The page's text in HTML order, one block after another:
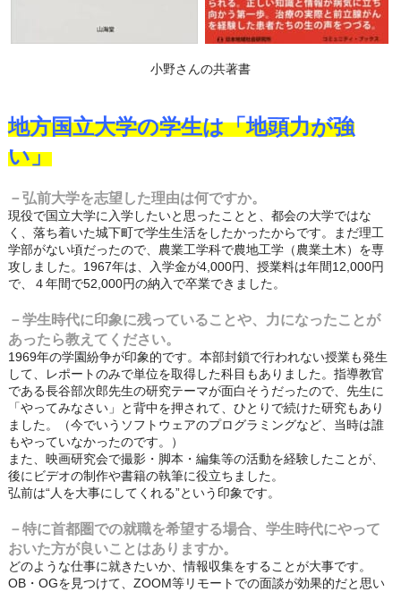
小野さんの共著書
地方国立大学の学生は「地頭力が強
い」
－弘前大学を志望した理由は何ですか。
現役で国立大学に入学したいと思ったことと、都会の大学ではな
く、落ち着いた城下町で学生生活をしたかったからです。まだ理工
学部がない頃だったので、農業工学科で農地工学（農業土木）を専
攻しました。1967年は、入学金が4,000円、授業料は年間12,000円
で、４年間で52,000円の納入で卒業できました。
－学生時代に印象に残っていることや、力になったことが
あったら教えてください。
1969年の学園紛争が印象的です。本部封鎖で行われない授業も発生
して、レポートのみで単位を取得した科目もありました。指導教官
である長谷部次郎先生の研究テーマが面白そうだったので、先生に
「やってみなさい」と背中を押されて、ひとりで続けた研究もあり
ました。（今でいうソフトウェアのプログラミングなど、当時は誰
もやっていなかったのです。）
また、映画研究会で撮影・脚本・編集等の活動を経験したことが、
後にビデオの制作や書籍の執筆に役立ちました。
弘前は“人を大事にしてくれる”という印象です。
－特に首都圏での就職を希望する場合、学生時代にやって
おいた方が良いことはありますか。
どのような仕事に就きたいか、情報収集をすることが大事です。
OB・OGを見つけて、ZOOM等リモートでの面談が効果的だと思い